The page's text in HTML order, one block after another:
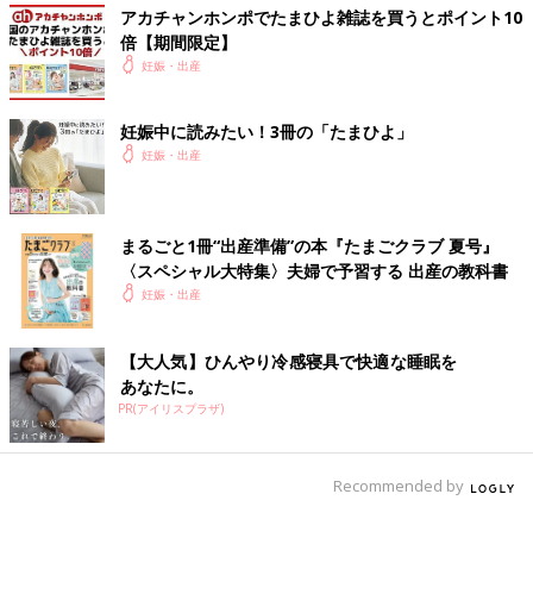
アカチャンホンポでたまひよ雑誌を買うとポイント10
倍【期間限定】
妊娠・出産
妊娠中に読みたい！3冊の「たまひよ」
妊娠・出産
まるごと1冊“出産準備”の本『たまごクラブ 夏号』
〈スペシャル大特集〉夫婦で予習する 出産の教科書
妊娠・出産
【大人気】ひんやり冷感寝具で快適な睡眠を
あなたに。
PR(アイリスプラザ)
Recommended by